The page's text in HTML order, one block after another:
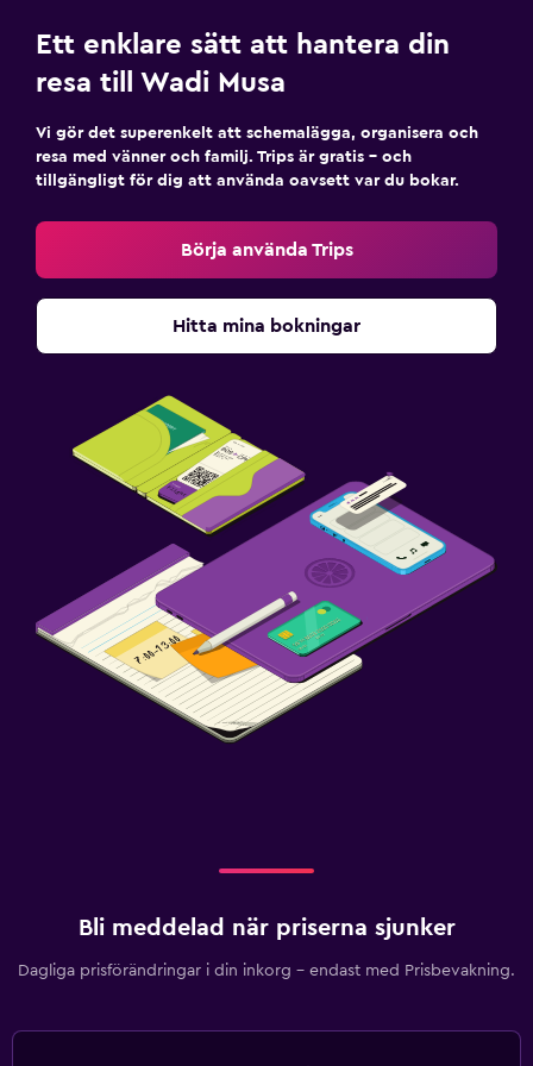
Flygbuss (tilläggsavgift)
Gratis parkering
Privat parkering
Transferservice (mot extra avgift)
Hälsa och säkerhet
Daglig städning
Övervakningskameror utanför boendet
Säkerhetsvakt dygnet runt
Förstahjälpenlåda
Tvättstuga
Tvättstuga
Strykservice
Tvätt-/kemtvättsservice
Kabel- eller satellit-TV
Delat lounge/TV-område
Ett enklare sätt att hantera din
resa till Wadi Musa
Vi gör det superenkelt att schemalägga, organisera och
resa med vänner och familj. Trips är gratis – och
tillgängligt för dig att använda oavsett var du bokar.
Börja använda Trips
Hitta mina bokningar
Bli meddelad när priserna sjunker
Dagliga prisförändringar i din inkorg – endast med Prisbevakning.